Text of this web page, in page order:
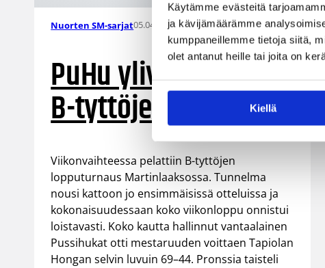
Käytämme evästeitä
ja kävijämäärämme
kumppaneillemme tietoja siitä,
olet antanut heille tai joita on
Kiellä
Nuorten SM-sarjat05.04.2004 00:00
PuHu ylivoimainen
B-tyttöjen mestari
Viikonvaihteessa pelattiin B-tyttöjen
lopputurnaus Martinlaaksossa. Tunnelma
nousi kattoon jo ensimmäisissä otteluissa ja
kokonaisuudessaan koko viikonloppu onnistui
loistavasti. Koko kautta hallinnut vantaalainen
Pussihukat otti mestaruuden voittaen Tapiolan
Hongan selvin luvuin 69–44. Pronssia taisteli